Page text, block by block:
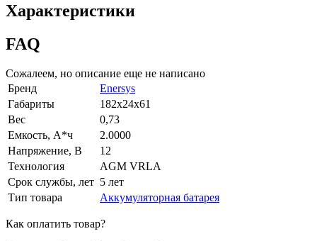
Характеристики
FAQ
Сожалеем, но описание еще не написано
Бренд
Enersys
Габариты
182x24x61
Вес
0,73
Емкость, А*ч
2.0000
Напряжение, В
12
Технология
AGM VRLA
Срок службы, лет 5 лет
Тип товара
Аккумуляторная батарея
Как оплатить товар?